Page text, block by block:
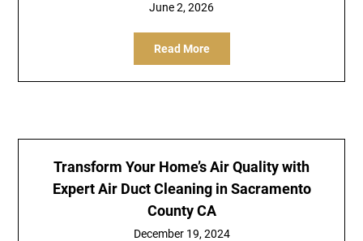
June 2, 2026
Read More
Transform Your Home’s Air Quality with
Expert Air Duct Cleaning in Sacramento
County CA
December 19, 2024